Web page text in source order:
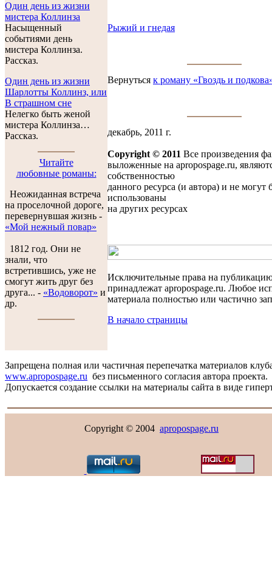
Один день из жизни
мистера Коллинза
Насыщенный
событиями день
мистера Коллинза.
Рассказ.
Один день из жизни
Шарлотты Коллинз, или
В страшном сне
Нелегко быть женой
мистера Коллинза…
Рассказ.
Читайте
любовные романы:
Неожиданная встреча
на проселочной дороге,
перевернувшая жизнь -
«Мой нежный повар»
1812 год. Они не
знали, что
встретившись, уже не
смогут жить друг без
друга... - «Водоворот» и
др.
Рыжий и гнедая
Вернуться к роману «Гвоздь и
декабрь, 2011 г.
Copyright © 2011 Все произведения
выложенные на apropospage.ru,
собственностью
данного ресурса (и автора) и не могут
использованы
на других ресурсах
Исключительные права на
принадлежат apropospage.ru. Любое
материала полностью или частично
В начало страницы
Запрещена полная или частичная перепечатка материалов
www.apropospage.ru без письменного согласия автора проекта.
Допускается создание ссылки на материалы сайта в виде
Copyright © 2004 apropospage.ru